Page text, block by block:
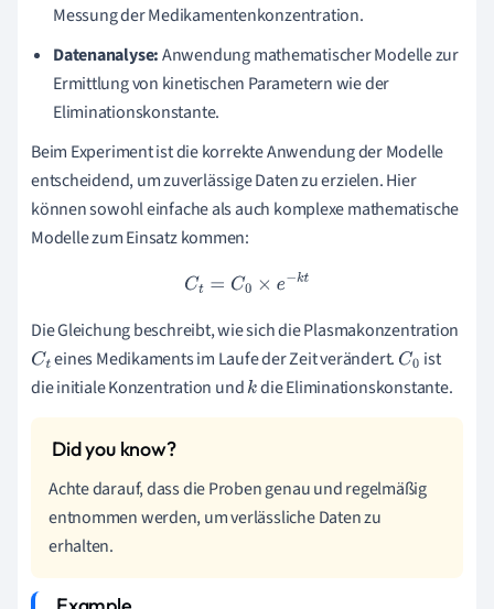
Messung der Medikamentenkonzentration.
Datenanalyse:Anwendung mathematischer Modelle zur
Ermittlung von kinetischen Parametern wie der
Eliminationskonstante.
Beim Experiment ist die korrekte Anwendung der Modelle
entscheidend, um zuverlässige Daten zu erzielen. Hier
können sowohl einfache als auch komplexe mathematische
Modelle zum Einsatz kommen:
Ct= C0× e− kt
Die Gleichung beschreibt, wie sich die Plasmakonzentration
Ct eines Medikaments im Laufe der Zeit verändert. C0 ist
die initiale Konzentration undkdie Eliminationskonstante.
Achte darauf, dass die Proben genau und regelmäßig
entnommen werden, um verlässliche Daten zu
erhalten.